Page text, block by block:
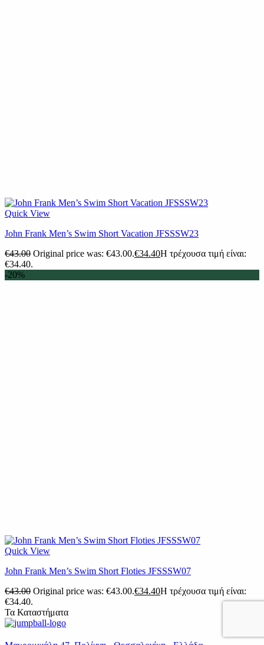
Quick View
John Frank Men’s Swim Short Vacation JFSSSW23
€43.00 Original price was: €43.00.€34.40Η τρέχουσα τιμή είναι:
€34.40.
-20%
Quick View
John Frank Men’s Swim Short Floties JFSSSW07
€43.00 Original price was: €43.00.€34.40Η τρέχουσα τιμή είναι:
€34.40.
Τα Καταστήματα